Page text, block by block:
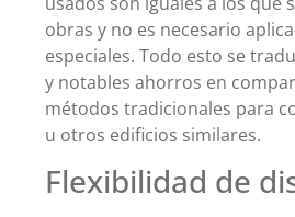
obras y no es necesario
especiales. Todo esto se
y notables ahorros en
métodos tradicionales para
u otros edificios similares.
Flexibilidad de